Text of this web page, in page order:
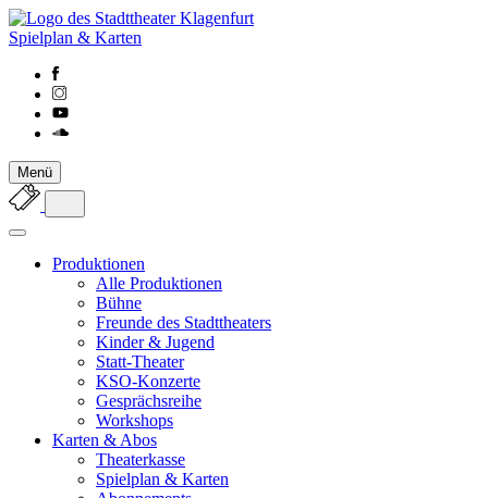
Spielplan & Karten
Menü
Produktionen
Alle Produktionen
Bühne
Freunde des Stadttheaters
Kinder & Jugend
Statt-Theater
KSO-Konzerte
Gesprächsreihe
Workshops
Karten & Abos
Theaterkasse
Spielplan & Karten